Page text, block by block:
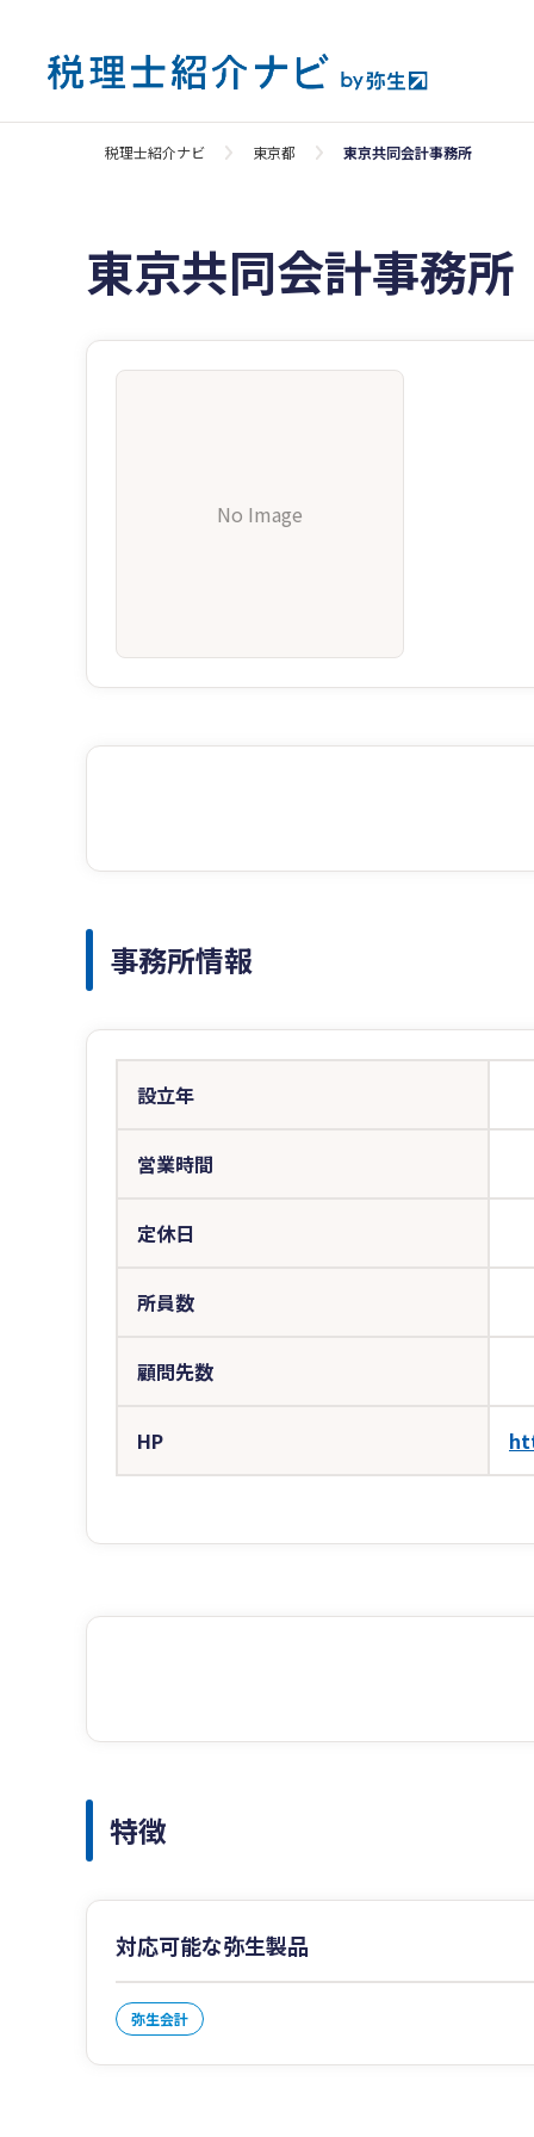
税理士紹介ナビ 東京都 東京共同会計事務所
東京共同会計事務所
No Image
事務所情報
設立年
営業時間
定休日
所員数
顧問先数
HP
特徴
対応可能な弥生製品
弥生会計